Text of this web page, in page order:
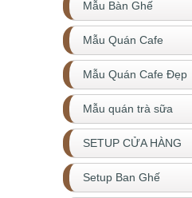
Mẫu Bàn Ghế
Mẫu Quán Cafe
Mẫu Quán Cafe Đẹp
Mẫu quán trà sữa
SETUP CỬA HÀNG
Setup Ban Ghế